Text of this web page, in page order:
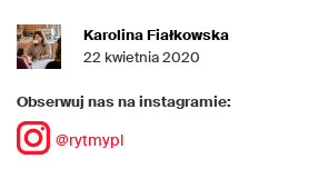
Karolina Fiałkowska
22 kwietnia 2020
Obserwuj nas na instagramie:
@rytmypl